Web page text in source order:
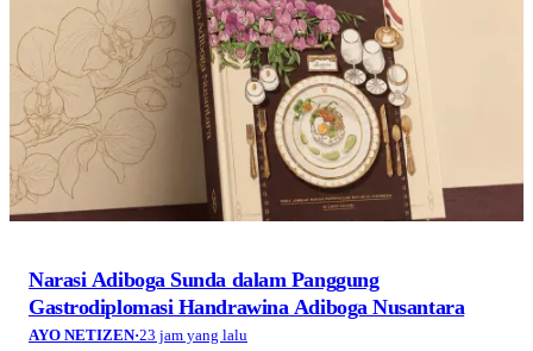
Narasi Adiboga Sunda dalam Panggung
Gastrodiplomasi Handrawina Adiboga Nusantara
AYO NETIZEN·23 jam yang lalu